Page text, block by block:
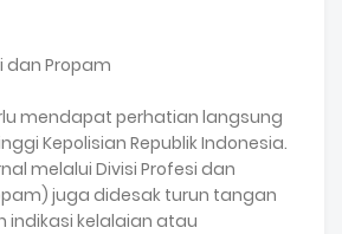
dan Propam
mendapat perhatian langsung
Kepolisian Republik Indonesia.
melalui Divisi Profesi dan
juga didesak turun tangan
indikasi kelalaian atau